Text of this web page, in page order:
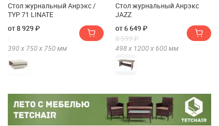
Стол журнальный Анрэкс /
TYP 71 LINATE
от 8 929 ₽
390 х 750 х 750 мм
Стол журнальный Анрэкс
JAZZ
от 6 649 ₽
8 599 ₽
498 х 1200 х 600 мм